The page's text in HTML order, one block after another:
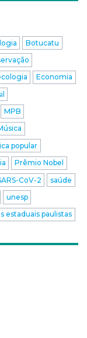
Botucatu
Economia
MPB
popular
Prêmio Nobel
CoV-2
saúde
unesp
estaduais paulistas